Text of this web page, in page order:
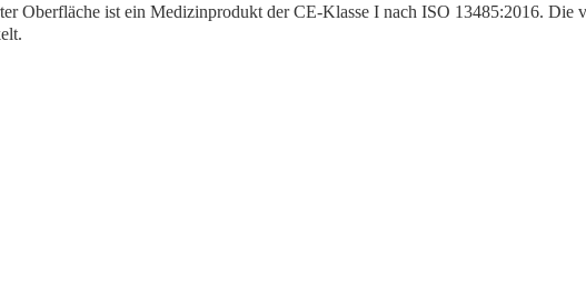
Oberfläche ist ein Medizinprodukt der CE-Klasse I nach ISO 13485:2016. Die